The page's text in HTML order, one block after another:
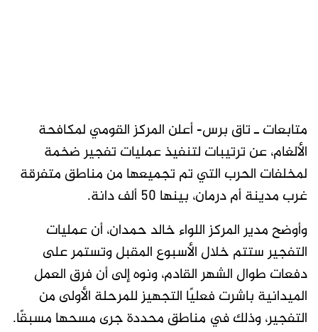
متابعات ـ تاق برس- أعلن المركز القومي لمكافحة
الألغام، عن ترتيبات لتنفيذ عمليات تفجير ضخمة
لمخلفات الحرب التي تم تجميعها من مناطق متفرقة
غرب مدينة أم درمان، بينها 50 ألف دانة.
وأوضح مدير المركز اللواء خالد حمدان، أن عمليات
التفجير ستتم خلال الأسبوع المقبل وتستمر على
دفعات طوال الشهر القادم، ونوه إلى أن فرق العمل
الميدانية باشرت فعليًا التجهيز للمرحلة الأولى من
التفجير، وذلك في مناطق محددة جرى مسحها مسبقًا.